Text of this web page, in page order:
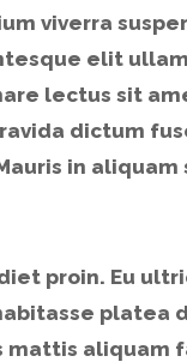
viverra
elit
lectus sit
dictum
in
proin. Eu
platea
aliquam